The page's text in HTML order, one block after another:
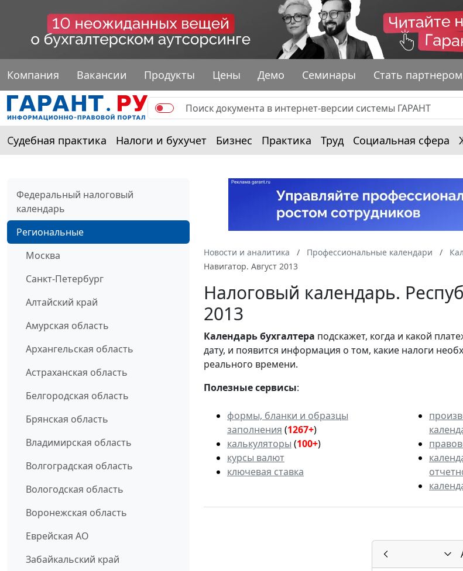
Компания Вакансии Продукты Цены Демо Семинары Стать партнером
Судебная практика Налоги и бухучет Бизнес Практика Труд Социальная сфера
Федеральный налоговый
календарь
Региональные
Москва
Санкт-Петербург
Алтайский край
Амурская область
Архангельская область
Астраханская область
Белгородская область
Брянская область
Владимирская область
Волгоградская область
Вологодская область
Воронежская область
Еврейская АО
Забайкальский край
Новости и аналитика Профессиональные календари
Навигатор. Август 2013
Налоговый календарь.
2013
Календарьбухгалтера подскажет, когда и какой
дату, и появится информация о том, какие налоги
реального времени.
Полезные сервисы:
формы, бланки и образцы
заполнения (1267+)
калькуляторы (100+)
курсы валют
ключевая ставка